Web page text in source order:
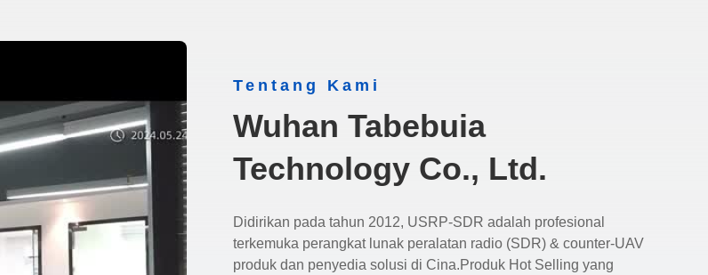
Tentang Kami
Wuhan Tabebuia
Technology Co., Ltd.
Didirikan pada tahun 2012, USRP-SDR adalah profesional
terkemuka perangkat lunak peralatan radio (SDR) & counter-UAV
produk dan penyedia solusi di Cina.Produk Hot Selling yang